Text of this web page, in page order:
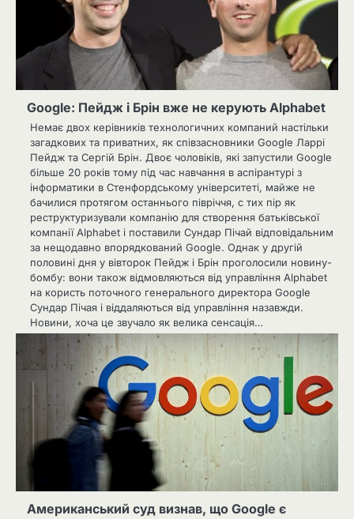
Google: Пейдж і Брін вже не керують Alphabet
Немає двох керівників технологичних компаний настільки
загадкових та приватних, як співзасновники Google Ларрі
Пейдж та Сергій Брін. Двоє чоловіків, які запустили Google
більше 20 років тому під час навчання в аспірантурі з
інформатики в Стенфордському університеті, майже не
бачилися протягом останнього півріччя, с тих пір як
реструктуризували компанію для створення батьківської
компанії Alphabet і поставили Сундар Пічай відповідальним
за нещодавно впорядкований Google. Однак у другій
половині дня у вівторок Пейдж і Брін проголосили новину-
бомбу: вони також відмовляються від управління Alphabet
на користь поточного генерального директора Google
Сундар Пічая і віддаляються від управління назавжди.
Новини, хоча це звучало як велика сенсація…
Американський суд визнав, що Google є